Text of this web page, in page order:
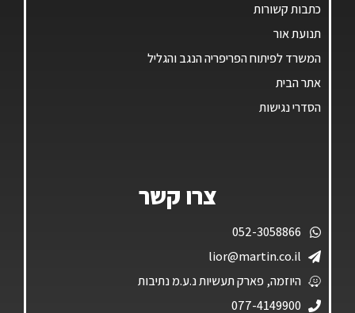
כתבות קשורות
תנועת אור
המשרד לפיתוח הפריפריה הנגב והגליל
אתר הבית
הסדרי נגישות
צרו קשר
052-3058866
lior@martin.co.il
היוזמה, פארק תעשיות נ.ע.מ נתיבות
077-4149900